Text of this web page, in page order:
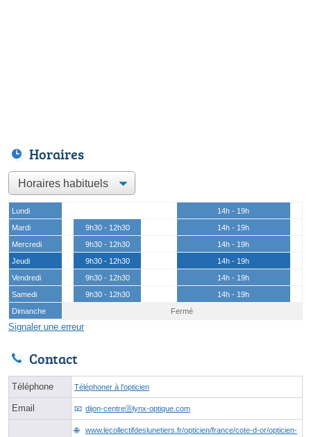
Horaires
Lundi
14h - 19h
Mardi
9h30 - 12h30
14h - 19h
Mercredi
9h30 - 12h30
14h - 19h
Jeudi
9h30 - 12h30
14h - 19h
Vendredi
9h30 - 12h30
14h - 19h
Samedi
9h30 - 12h30
14h - 19h
Dimanche
Fermé
Signaler une erreur
Contact
Téléphone Téléphoner à l'opticien
Email dijon-centreⓐlynx-optique.com
www.lecollectifdeslunetiers.fr/opticien/france/cote-d-or/opticien-